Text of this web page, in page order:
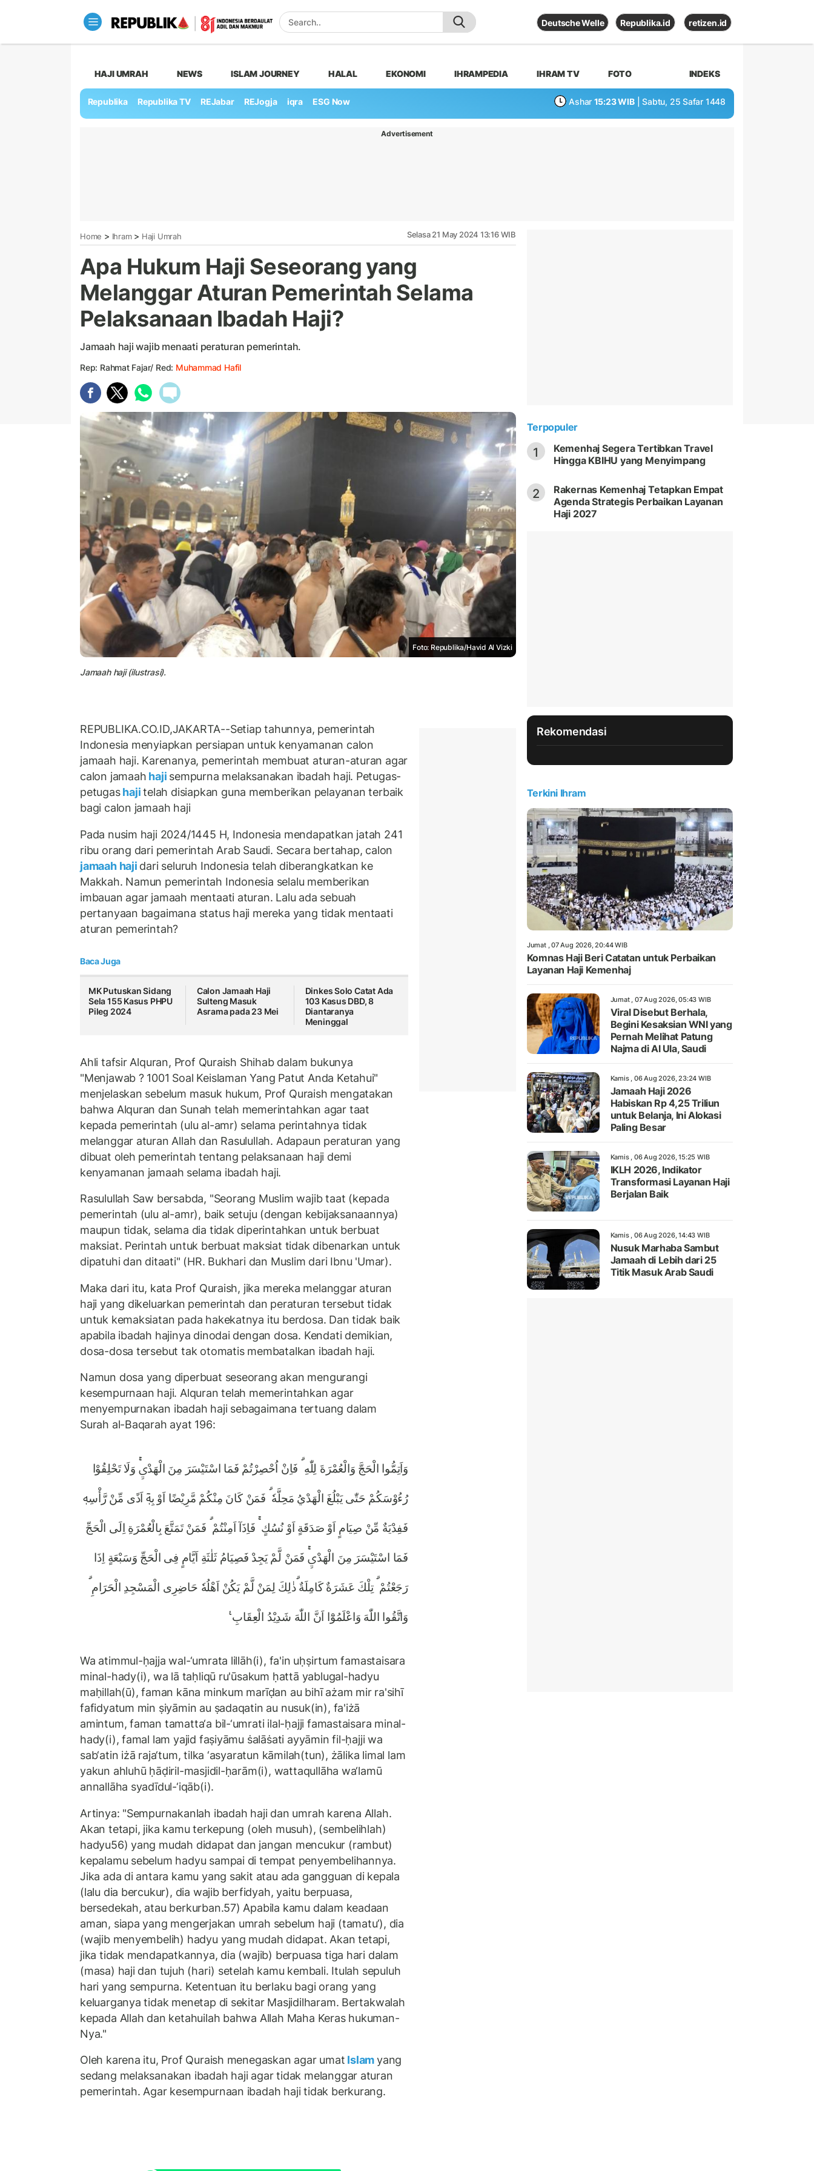
Deutsche Welle Republika.id retizen.id
HAJI UMRAH NEWS ISLAM JOURNEY HALAL EKONOMI IHRAMPEDIA IHRAM TV FOTO INDEKS
Republika Republika TV REJabar REJogja iqra ESG Now Ashar 15:23 WIB | Sabtu, 25 Safar 1448
Advertisement
Home > Ihram> Haji Umrah Selasa 21 May 2024 13:16 WIB
Apa Hukum Haji Seseorang yang
Melanggar Aturan Pemerintah Selama
Pelaksanaan Ibadah Haji?
Jamaah haji wajib menaati peraturan pemerintah.
Rep: Rahmat Fajar/ Red: Muhammad Hafil
Foto: Republika/Havid Al Vizki
Jamaah haji (ilustrasi).
REPUBLIKA.CO.ID,JAKARTA--Setiap tahunnya, pemerintah
Indonesia menyiapkan persiapan untuk kenyamanan calon
jamaah haji. Karenanya, pemerintah membuat aturan-aturan agar
calon jamaah haji sempurna melaksanakan ibadah haji. Petugas-
petugashajitelah disiapkan guna memberikan pelayanan terbaik
bagi calon jamaah haji
Pada nusim haji 2024/1445 H, Indonesia mendapatkan jatah 241
ribu orang dari pemerintah Arab Saudi. Secara bertahap, calon
jamaah haji dari seluruh Indonesia telah diberangkatkan ke
Makkah. Namun pemerintah Indonesia selalu memberikan
imbauan agar jamaah mentaati aturan. Lalu ada sebuah
pertanyaan bagaimana status haji mereka yang tidak mentaati
aturan pemerintah?
Baca Juga
MK Putuskan Sidang
Sela 155 Kasus PHPU
Pileg 2024
Calon Jamaah Haji
Sulteng Masuk
Asrama pada 23 Mei
Dinkes Solo Catat Ada
103 Kasus DBD, 8
Diantaranya
Meninggal
Ahli tafsir Alquran, Prof Quraish Shihab dalam bukunya
"Menjawab ? 1001 Soal Keislaman Yang Patut Anda Ketahui"
menjelaskan sebelum masuk hukum, Prof Quraish mengatakan
bahwa Alquran dan Sunah telah memerintahkan agar taat
kepada pemerintah (ulu al-amr) selama perintahnya tidak
melanggar aturan Allah dan Rasulullah. Adapaun peraturan yang
dibuat oleh pemerintah tentang pelaksanaan haji demi
kenyamanan jamaah selama ibadah haji.
Rasulullah Saw bersabda, "Seorang Muslim wajib taat (kepada
pemerintah (ulu al-amr), baik setuju (dengan kebijaksanaannya)
maupun tidak, selama dia tidak diperintahkan untuk berbuat
maksiat. Perintah untuk berbuat maksiat tidak dibenarkan untuk
dipatuhi dan ditaati" (HR. Bukhari dan Muslim dari Ibnu 'Umar).
Maka dari itu, kata Prof Quraish, jika mereka melanggar aturan
haji yang dikeluarkan pemerintah dan peraturan tersebut tidak
untuk kemaksiatan pada hakekatnya itu berdosa. Dan tidak baik
apabila ibadah hajinya dinodai dengan dosa. Kendati demikian,
dosa-dosa tersebut tak otomatis membatalkan ibadah haji.
Namun dosa yang diperbuat seseorang akan mengurangi
kesempurnaan haji. Alquran telah memerintahkan agar
menyempurnakan ibadah haji sebagaimana tertuang dalam
Surah al-Baqarah ayat 196:
وَاَتِمُّوا الْحَجَّ وَالْعُمْرَةَ لِلّٰهِ ۗ فَاِنْ اُحْصِرْتُمْ فَمَا اسْتَيْسَرَ مِنَ الْهَدْيِۚ وَلَا تَحْلِقُوْا
رُءُوْسَكُمْ حَتّٰى يَبْلُغَ الْهَدْيُ مَحِلَّهٗ ۗ فَمَنْ كَانَ مِنْكُمْ مَّرِيْضًا اَوْ بِهٖٓ اَذًى مِّنْ رَّأْسِهٖ
فَفِدْيَةٌ مِّنْ صِيَامٍ اَوْ صَدَقَةٍ اَوْ نُسُكٍ ۚ فَاِذَآ اَمِنْتُمْ ۗ فَمَنْ تَمَتَّعَ بِالْعُمْرَةِ اِلَى الْحَجِّ
فَمَا اسْتَيْسَرَ مِنَ الْهَدْيِۚ فَمَنْ لَّمْ يَجِدْ فَصِيَامُ ثَلٰثَةِ اَيَّامٍ فِى الْحَجِّ وَسَبْعَةٍ اِذَا
رَجَعْتُمْ ۗ تِلْكَ عَشَرَةٌ كَامِلَةٌ ۗذٰلِكَ لِمَنْ لَّمْ يَكُنْ اَهْلُهٗ حَاضِرِى الْمَسْجِدِ الْحَرَامِ ۗ
وَاتَّقُوا اللّٰهَ وَاعْلَمُوْٓا اَنَّ اللّٰهَ شَدِيْدُ الْعِقَابِ ࣖ
Wa atimmul-ḥajja wal-‘umrata lillāh(i), fa'in uḥṣirtum famastaisara
minal-hady(i), wa lā taḥliqū ru'ūsakum ḥattā yablugal-hadyu
maḥillah(ū), faman kāna minkum marīḍan au bihī ażam mir ra'sihī
fafidyatum min ṣiyāmin au ṣadaqatin au nusuk(in), fa'iżā
amintum, faman tamatta‘a bil-‘umrati ilal-ḥajji famastaisara minal-
hady(i), famal lam yajid faṣiyāmu ṡalāṡati ayyāmin fil-ḥajji wa
sab‘atin iżā raja‘tum, tilka ‘asyaratun kāmilah(tun), żālika limal lam
yakun ahluhū ḥāḍiril-masjidil-ḥarām(i), wattaqullāha wa‘lamū
annallāha syadīdul-‘iqāb(i).
Artinya: "Sempurnakanlah ibadah haji dan umrah karena Allah.
Akan tetapi, jika kamu terkepung (oleh musuh), (sembelihlah)
hadyu56) yang mudah didapat dan jangan mencukur (rambut)
kepalamu sebelum hadyu sampai di tempat penyembelihannya.
Jika ada di antara kamu yang sakit atau ada gangguan di kepala
(lalu dia bercukur), dia wajib berfidyah, yaitu berpuasa,
bersedekah, atau berkurban.57) Apabila kamu dalam keadaan
aman, siapa yang mengerjakan umrah sebelum haji (tamatu’), dia
(wajib menyembelih) hadyu yang mudah didapat. Akan tetapi,
jika tidak mendapatkannya, dia (wajib) berpuasa tiga hari dalam
(masa) haji dan tujuh (hari) setelah kamu kembali. Itulah sepuluh
hari yang sempurna. Ketentuan itu berlaku bagi orang yang
keluarganya tidak menetap di sekitar Masjidilharam. Bertakwalah
kepada Allah dan ketahuilah bahwa Allah Maha Keras hukuman-
Nya."
Oleh karena itu, Prof Quraish menegaskan agar umat Islamyang
sedang melaksanakan ibadah haji agar tidak melanggar aturan
pemerintah. Agar kesempurnaan ibadah haji tidak berkurang.
Terpopuler
1
Kemenhaj Segera Tertibkan Travel
Hingga KBIHU yang Menyimpang
2
Rakernas Kemenhaj Tetapkan Empat
Agenda Strategis Perbaikan Layanan
Haji 2027
Rekomendasi
Terkini Ihram
Jumat , 07 Aug 2026, 20:44 WIB
Komnas Haji Beri Catatan untuk Perbaikan
Layanan Haji Kemenhaj
Jumat , 07 Aug 2026, 05:43 WIB
Viral Disebut Berhala,
Begini Kesaksian WNI yang
Pernah Melihat Patung
Najma di Al Ula, Saudi
Kamis , 06 Aug 2026, 23:24 WIB
Jamaah Haji 2026
Habiskan Rp 4,25 Triliun
untuk Belanja, Ini Alokasi
Paling Besar
Kamis , 06 Aug 2026, 15:25 WIB
IKLH 2026, Indikator
Transformasi Layanan Haji
Berjalan Baik
Kamis , 06 Aug 2026, 14:43 WIB
Nusuk Marhaba Sambut
Jamaah di Lebih dari 25
Titik Masuk Arab Saudi